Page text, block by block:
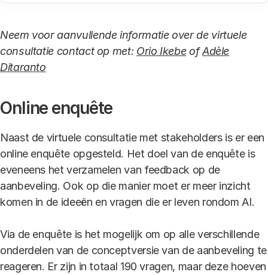
Neem voor aanvullende informatie over de virtuele
consultatie contact op met: Orio IkebeofAdèle
Ditaranto
Online enquête
Naast de virtuele consultatie met stakeholders is er een
online enquête opgesteld. Het doel van de enquête is
eveneens het verzamelen van feedback op de
aanbeveling. Ook op die manier moet er meer inzicht
komen in de ideeën en vragen die er leven rondom AI.
Via de enquête is het mogelijk om op alle verschillende
onderdelen van de conceptversie van de aanbeveling te
reageren. Er zijn in totaal 190 vragen, maar deze hoeven